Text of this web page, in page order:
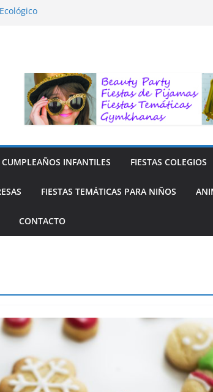
CUMPLEAÑOS INFANTILES FIESTAS COLEGIOS
FIESTAS TEMÁTICAS PARA NIÑOS
CONTACTO